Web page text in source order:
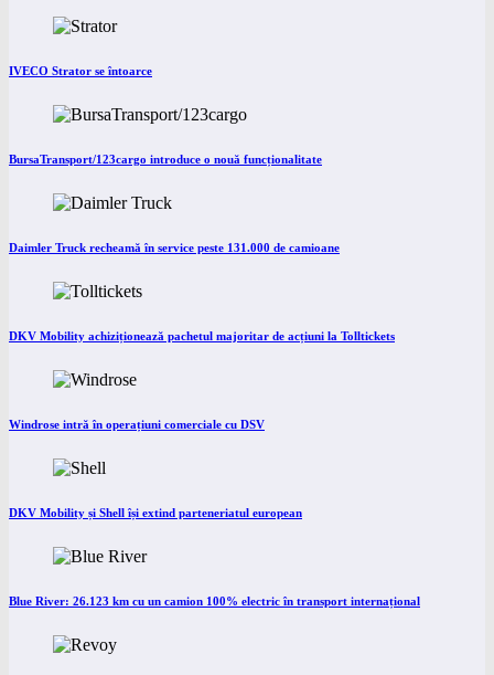
IVECO Strator se întoarce
BursaTransport/123cargo introduce o nouă funcționalitate
Daimler Truck recheamă în service peste 131.000 de camioane
DKV Mobility achiziționează pachetul majoritar de acțiuni la Tolltickets
Windrose intră în operațiuni comerciale cu DSV
DKV Mobility și Shell își extind parteneriatul european
Blue River: 26.123 km cu un camion 100% electric în transport internațional